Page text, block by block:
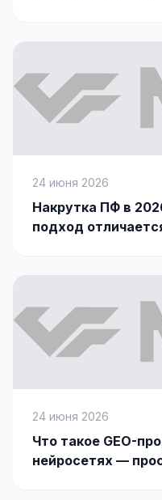
Дашборды и отчёты
BI-системы
Сквозная аналитика
GEO-ПРОДВИЖЕНИЕ
GEO-продвижение в
24 июня 2026
Накрутка ПФ в
подход
24 июня 2026
Что такое GEO-
нейросетях —